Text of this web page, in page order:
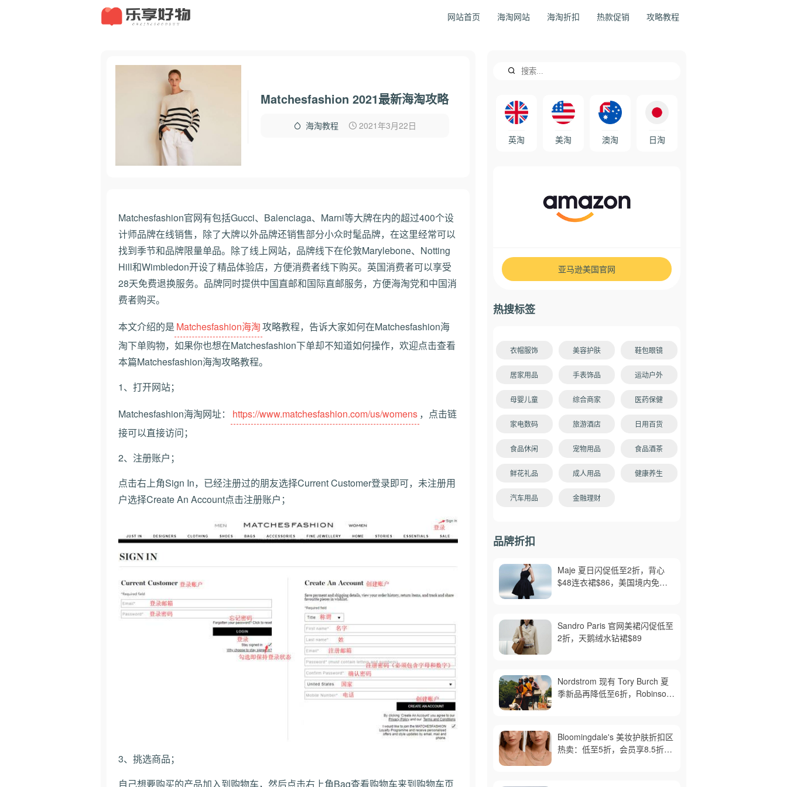
网站首页 海淘网站 海淘折扣 热款促销 攻略教程
Matchesfashion 2021最新海淘攻略
海淘教程 2021年3月22日
Matchesfashion官网有包括Gucci、Balenciaga、Marni等大牌在内的超过400个设
计师品牌在线销售，除了大牌以外品牌还销售部分小众时髦品牌，在这里经常可以
找到季节和品牌限量单品。除了线上网站，品牌线下在伦敦Marylebone、Notting
Hill和Wimbledon开设了精品体验店，方便消费者线下购买。英国消费者可以享受
28天免费退换服务。品牌同时提供中国直邮和国际直邮服务，方便海淘党和中国消
费者购买。
本文介绍的是 Matchesfashion海淘攻略教程，告诉大家如何在Matchesfashion海
淘下单购物，如果你也想在Matchesfashion下单却不知道如何操作，欢迎点击查看
本篇Matchesfashion海淘攻略教程。
1、打开网站；
Matchesfashion海淘网址：
https://www.matchesfashion.com/us/womens ，点击链
接可以直接访问；
2、注册账户；
点击右上角Sign In，已经注册过的朋友选择Current Customer登录即可，未注册用
户选择Create An Account点击注册账户；
3、挑选商品；
自己想要购买的产品加入到购物车，然后点击右上角Bag查看购物车来到购物车页
英淘 美淘 澳淘 日淘
亚马逊美国官网
热搜标签
衣帽服饰 美容护肤 鞋包眼镜
居家用品 手表饰品 运动户外
母婴儿童 综合商家 医药保健
家电数码 旅游酒店 日用百货
食品休闲 宠物用品 食品酒茶
鲜花礼品 成人用品 健康养生
汽车用品 金融理财
品牌折扣
Maje 夏日闪促低至2折，背心
$48连衣裙$86，美国境内免运
Sandro Paris 官网美裙闪促低至
2折，天鹅绒水钻裙$89
Nordstrom 现有 Tory Burch 夏
季新品再降低至6折，Robinson
Bloomingdale's 美妆护肤折扣区
热卖：低至5折，会员享8.5折，